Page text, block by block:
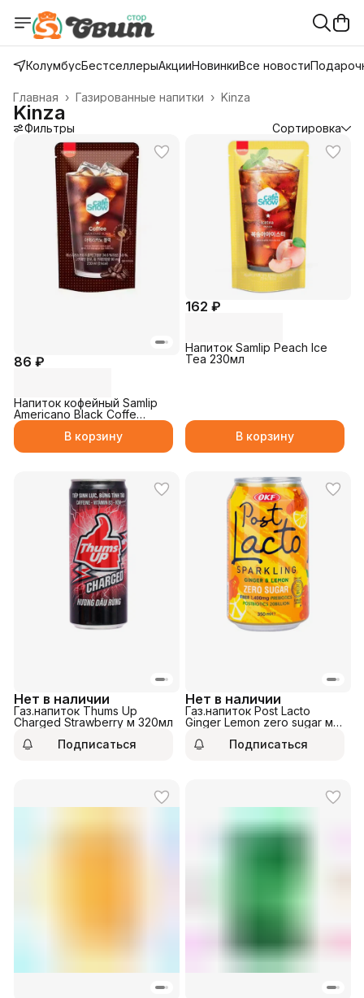
КолумбусБестселлерыАкцииНовинкиВсе новости
Kinza
Газированные напитки ›
Главная ›
Kinza
Фильтры Сортировка
86 ₽
Напиток кофейный Samlip
Americano Black Coffe
230мл
В корзину
162 ₽
Напиток Samlip Peach Ice
Tea 230мл
В корзину
Нет в наличии
Газ.напиток Thums Up
Charged Strawberry м 320мл
Подписаться
Нет в наличии
Газ.напиток Post Lacto
Ginger Lemon zero sugar м
Подписаться